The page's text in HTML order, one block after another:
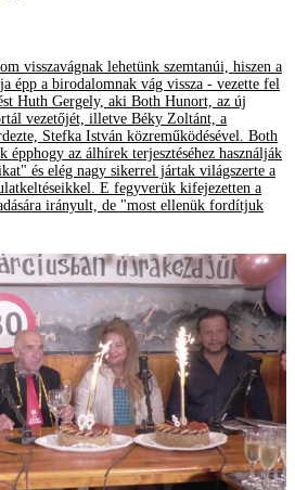
visszavágnak lehetünk szemtanúi, hiszen a
épp a birodalomnak vág vissza - vezette fel
Huth Gergely, aki Both Hunort, az új
vezetőjét, illetve Béky Zoltánt, a
Stefka István közreműködésével. Both
épphogy az álhírek terjesztéséhez használják
és elég nagy sikerrel jártak világszerte a
E fegyverük kifejezetten a
irányult, de "most ellenük fordítjuk